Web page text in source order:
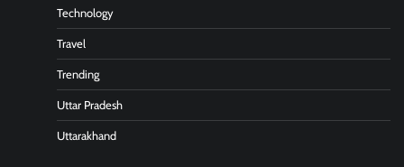
Technology
Travel
Trending
Uttar Pradesh
Uttarakhand